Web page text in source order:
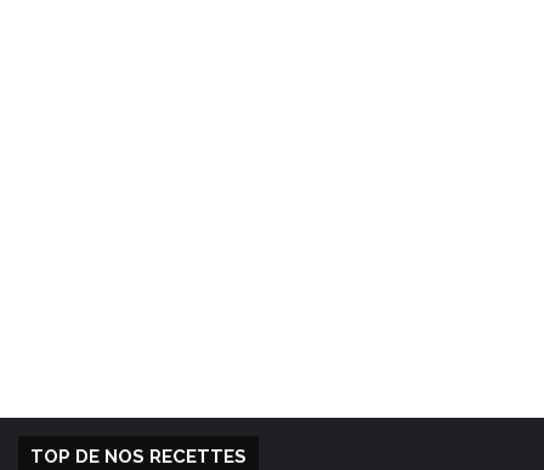
TOP DE NOS RECETTES